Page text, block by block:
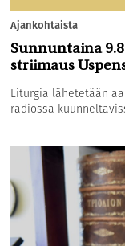
Ajankohtaista
Sunnuntaina
striimaus
Liturgia lähetetään
radiossa